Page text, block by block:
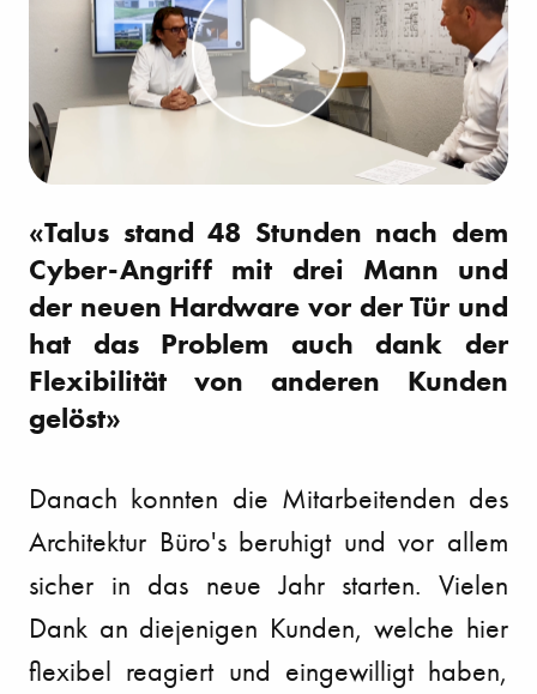
«Talus stand 48 Stunden nach dem
Cyber-Angriff mit drei Mann und
der neuen Hardware vor der Tür und
hat das Problem auch dank der
Flexibilität von anderen Kunden
gelöst»
Danach konnten die Mitarbeitenden des
Architektur Büro's beruhigt und vor allem
sicher in das neue Jahr starten. Vielen
Dank an diejenigen Kunden, welche hier
flexibel reagiert und eingewilligt haben,